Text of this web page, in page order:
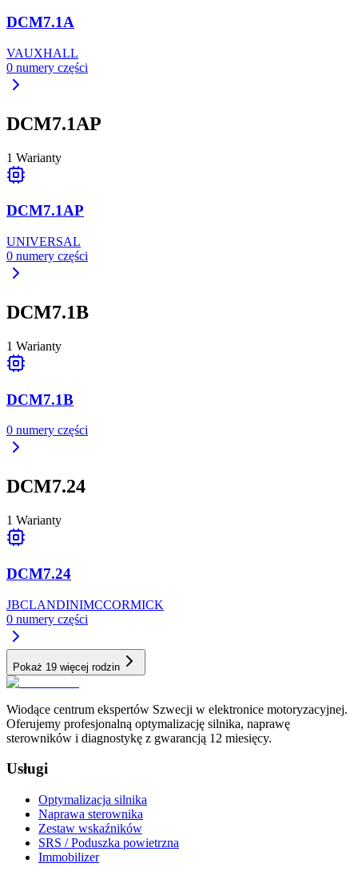
DCM7.1A
VAUXHALL
0 numery części
DCM7.1AP
1 Warianty
DCM7.1AP
UNIVERSAL
0 numery części
DCM7.1B
1 Warianty
DCM7.1B
0 numery części
DCM7.24
1 Warianty
DCM7.24
JBCLANDINIMCCORMICK
0 numery części
Pokaż 19 więcej rodzin
Wiodące centrum ekspertów Szwecji w elektronice motoryzacyjnej.
Oferujemy profesjonalną optymalizację silnika, naprawę
sterowników i diagnostykę z gwarancją 12 miesięcy.
Usługi
Optymalizacja silnika
Naprawa sterownika
Zestaw wskaźników
SRS / Poduszka powietrzna
Immobilizer